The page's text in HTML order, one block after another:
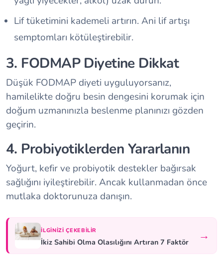
Lif tüketimini kademeli artırın. Ani lif artışı
semptomları kötüleştirebilir.
3. FODMAP Diyetine Dikkat
Düşük FODMAP diyeti uyguluyorsanız,
hamilelikte doğru besin dengesini korumak için
doğum uzmanınızla beslenme planınızı gözden
geçirin.
4. Probiyotiklerden Yararlanın
Yoğurt, kefir ve probiyotik destekler bağırsak
sağlığını iyileştirebilir. Ancak kullanmadan önce
mutlaka doktorunuza danışın.
İLGINIZI ÇEKEBILIR
İkiz Sahibi Olma Olasılığını Artıran 7 Faktör →